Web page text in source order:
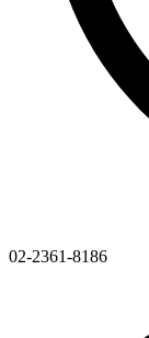
02-2361-8186